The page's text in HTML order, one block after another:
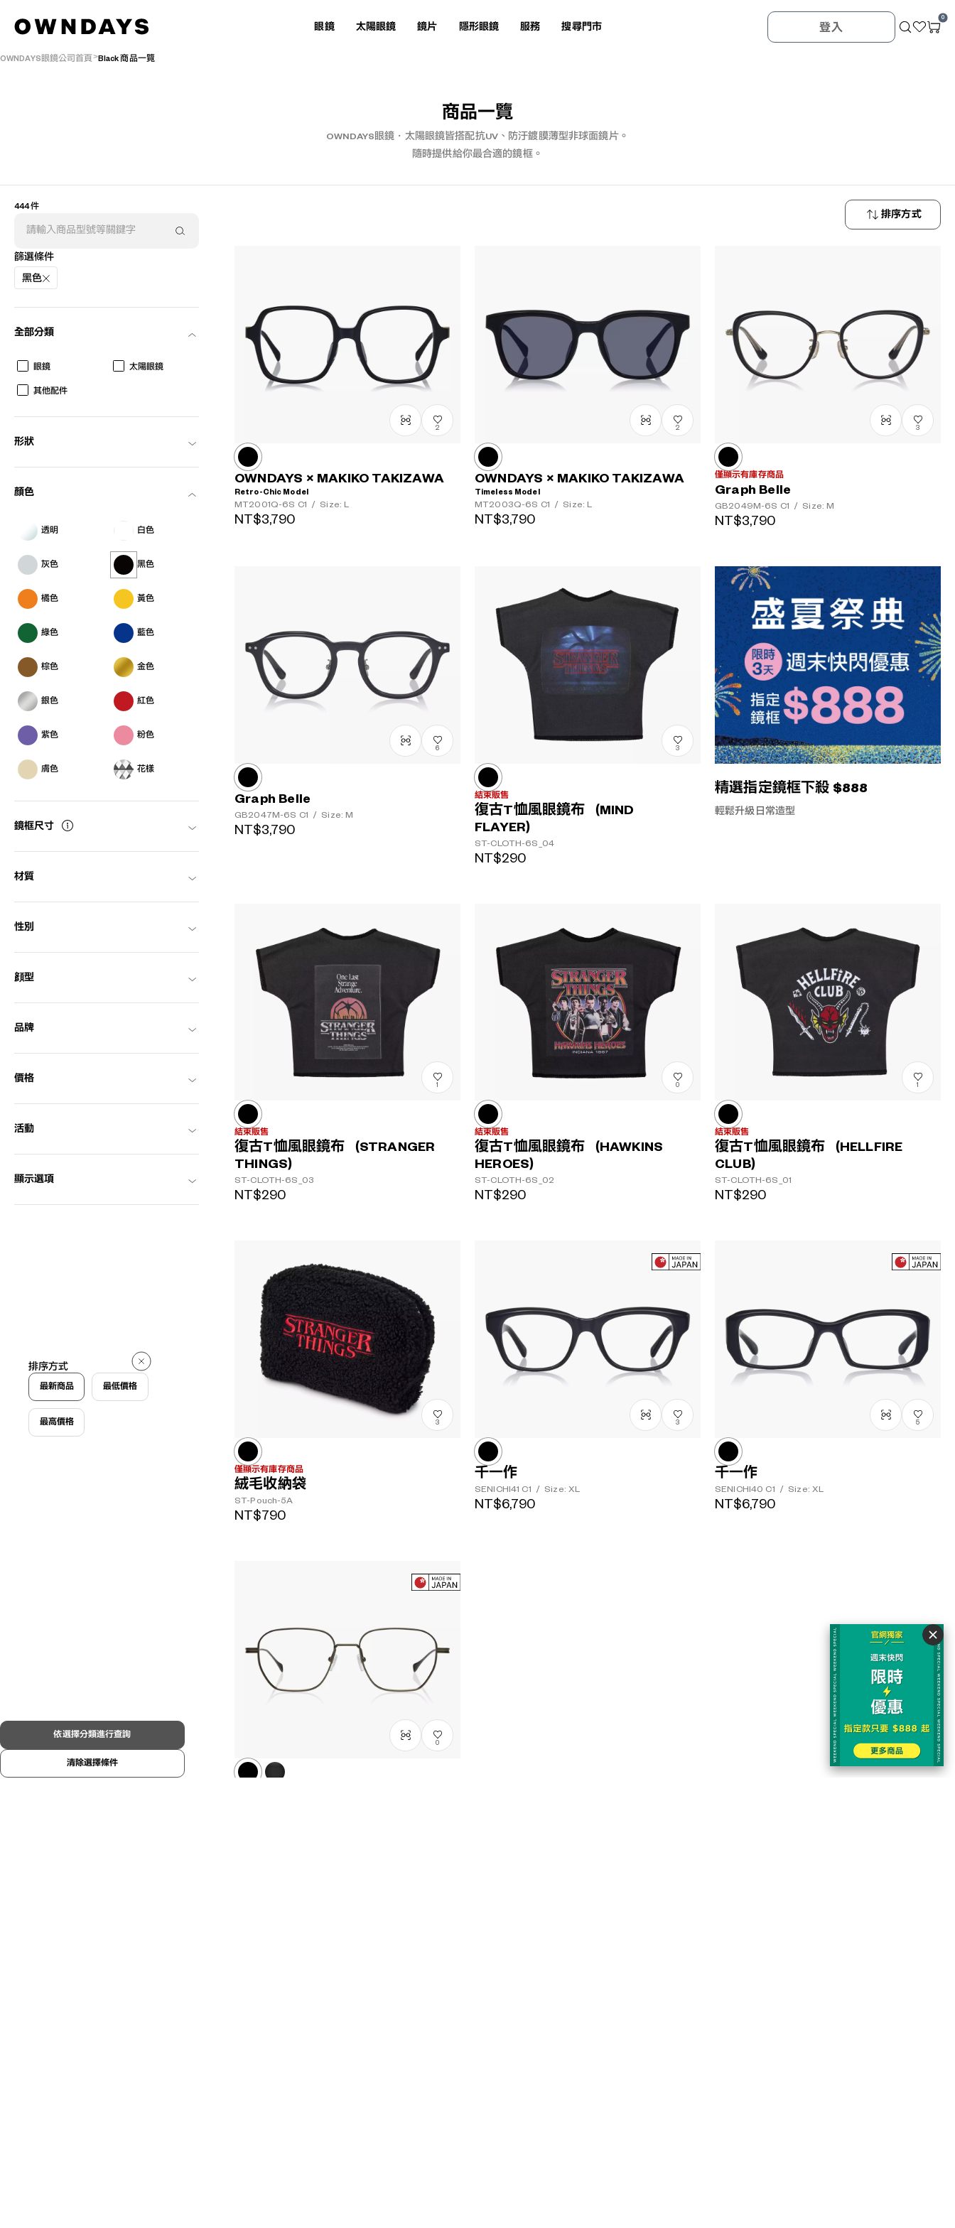
眼鏡 太陽眼鏡 鏡片 隱形眼鏡 服務 搜尋門市 登入
0
OWNDAYS眼鏡公司首頁 Black 商品一覽
商品一覽
OWNDAYS眼鏡・太陽眼鏡皆搭配抗UV、防汙鍍膜薄型非球面鏡片。
隨時提供給你最合適的鏡框。
444 件
篩選條件
黑色
全部分類
眼鏡 太陽眼鏡
其他配件
形狀
顏色
透明 白色
灰色 黑色
橘色 黃色
綠色 藍色
棕色 金色
銀色 紅色
紫色 粉色
膚色 花樣
鏡框尺寸
材質
性別
顔型
品牌
價格
活動
顯示選項
依選擇分類進行查詢
清除選擇條件
排序方式
最新商品 最低價格
最高價格
排序方式
精選指定鏡框下殺 $888
輕鬆升級日常造型
2
OWNDAYS × MAKIKO TAKIZAWA
Retro-Chic Model
MT2001Q-6S C1 / Size: L
NT$3,790
2
OWNDAYS × MAKIKO TAKIZAWA
Timeless Model
MT2003Q-6S C1 / Size: L
NT$3,790
3
僅顯示有庫存商品
Graph Belle
GB2049M-6S C1 / Size: M
NT$3,790
6
Graph Belle
GB2047M-6S C1 / Size: M
NT$3,790
3
結束販售
復古T恤風眼鏡布（MIND
FLAYER）
ST-CLOTH-6S_04
NT$290
1
結束販售
復古T恤風眼鏡布（STRANGER
THINGS）
ST-CLOTH-6S_03
NT$290
0
結束販售
復古T恤風眼鏡布（HAWKINS
HEROES）
ST-CLOTH-6S_02
NT$290
1
結束販售
復古T恤風眼鏡布（HELLFIRE
CLUB）
ST-CLOTH-6S_01
NT$290
3
僅顯示有庫存商品
絨毛收納袋
ST-Pouch-5A
NT$790
3
千一作
SENICHI41 C1 / Size: XL
NT$6,790
5
千一作
SENICHI40 C1 / Size: XL
NT$6,790
0
AR
TOP